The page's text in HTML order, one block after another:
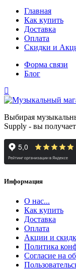
Главная
Как купить
Доставка
Оплата
Скидки и
Форма связи
Блог
Выбирая
Supply - вы
Информация
О нас...
Как купить
Доставка
Оплата
Акции и
Политика
Согласие на